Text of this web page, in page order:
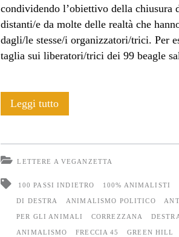
condividendo l’obiettivo della chiusura
distanti/e da molte delle realtà che
dagli/le stesse/i organizzatori/trici. Per
taglia sui liberatori/trici dei 99 beagle
Leggi tutto100
fiaccolate
apolitiche
LETTERE A VEGANZETTA
100 PASSI INDIETRO 100% ANIMALISTI
DI DESTRA ANIMALISMO POLITICO
PER GLI ANIMALI CORREZZANA
ANIMALISMO FRECCIA 45 GREEN HILL